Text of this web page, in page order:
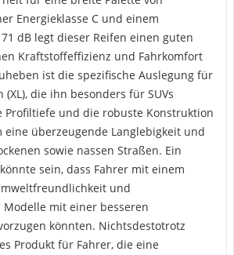
Energieklasse C und einem
dB legt dieser Reifen einen guten
Kraftstoffeffizienz und Fahrkomfort
ist die spezifische Auslegung für
die ihn besonders für SUVs
Profiltiefe und die robuste Konstruktion
eine überzeugende Langlebigkeit und
sowie nassen Straßen. Ein
sein, dass Fahrer mit einem
und
mit einer besseren
könnten. Nichtsdestotrotz
Produkt für Fahrer, die eine